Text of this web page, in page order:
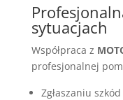
sytuacjach
Współpraca z
profesjonalnej
Zgłaszaniu